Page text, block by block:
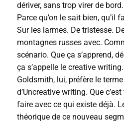
dériver, sans trop virer de
Parce qu’on le sait bien, qu’il
Sur les larmes. De tristesse.
montagnes russes avec.
scénario. Que ça s’apprend,
ça s’appelle le creative
Goldsmith, lui, préfère le
d’Uncreative writing. Que
faire avec ce qui existe déjà.
théorique de ce nouveau